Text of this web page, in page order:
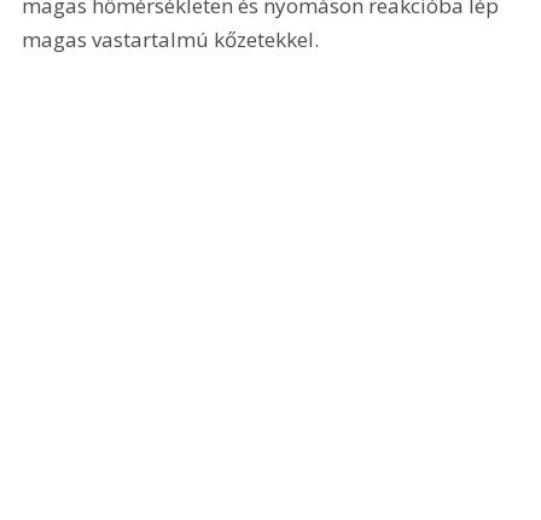
magas vastartalmú kőzetekkel.